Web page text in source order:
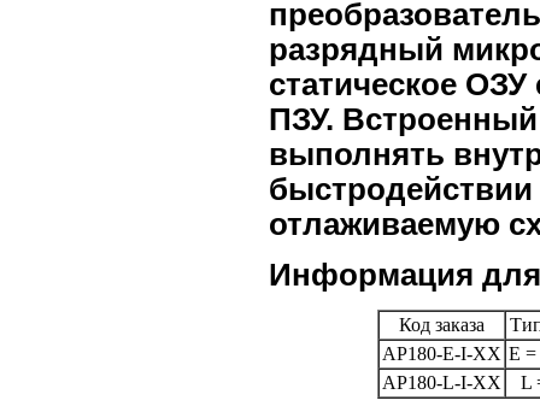
разрядный
статическое
ПЗУ.
выполнять
отлаживаемую
Информация для
Код заказа
AP180-E-I-XX E
AP180-L-I-XX
L